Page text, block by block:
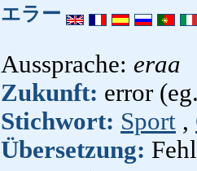
エラー
Aussprache: eraa
Zukunft: error
Stichwort: Sport ,
Übersetzung: